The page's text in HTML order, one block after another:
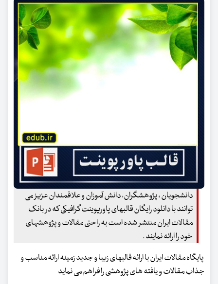
دانشجویان ، پژوهشگران، دانش آموزان و علاقمندان عزیز می
توانند با دانلود رایگان قالبهای پاورپوینت گرافیکی که در بانک
مقالات ایران منتشر شده است به راحتی مقالات و پژوهشهای
خود را ارائه نمایند .
پایگاه مقالات ایران با ارائه قالبهای زیبا و جدید زمینه ارائه مناسب و
جذاب مقالات و یافته های پژوهشی را فراهم می نماید